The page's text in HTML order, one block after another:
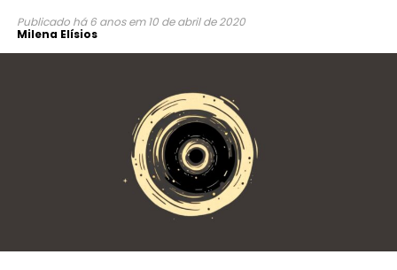
Publicado há 6 anos em 10 de abril de 2020
Milena Elísios